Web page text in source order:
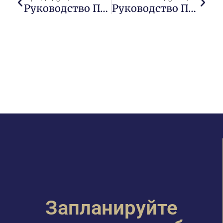
Руководство По Приобретению Коммерческой Недвижимости В Нью-Йорке: Пошаговое Моделирование С Lions Financial Руководство Продавца По Обмену 1031: Как Отсрочить Уплату Налогов При Продаже Недвижимости
Запланируйте